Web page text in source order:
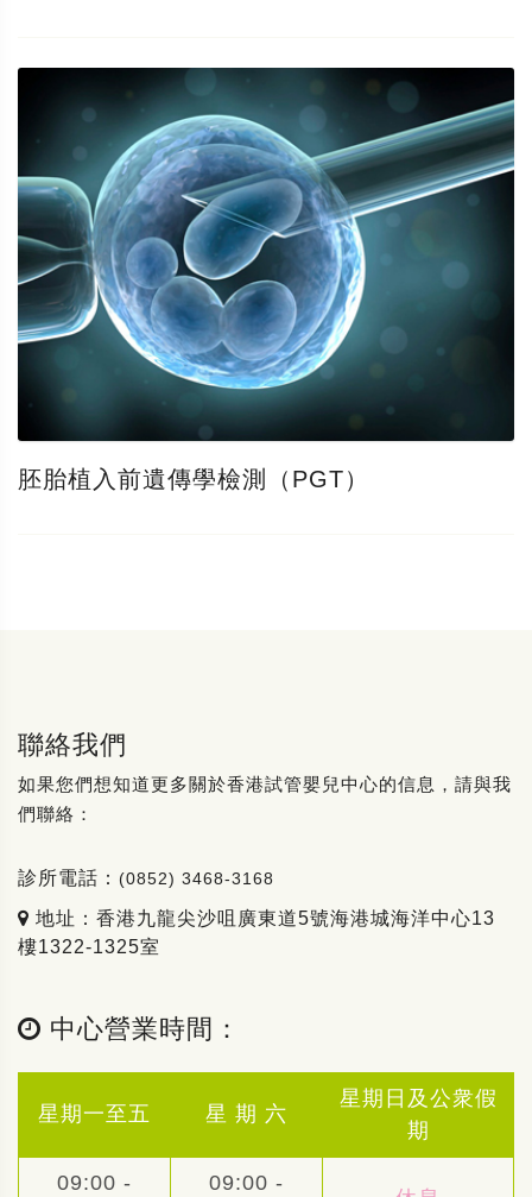
胚胎植入前遺傳學檢測（PGT）
聯絡我們
如果您們想知道更多關於香港試管嬰兒中心的信息，請與我
們聯絡：
診所電話： (0852) 3468-3168
地址：香港九龍尖沙咀廣東道5號海港城海洋中心13
樓1322-1325室
中心營業時間：
星期一至五 星 期 六
星期日及公衆假
期
09:00 - 09:00 -